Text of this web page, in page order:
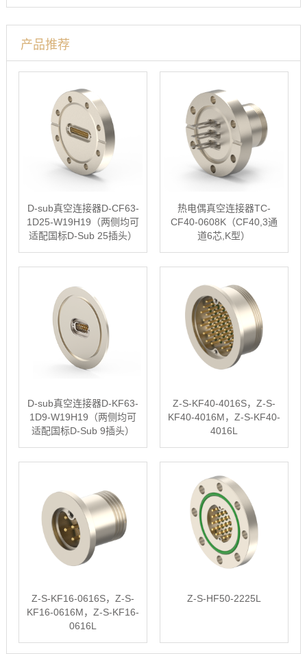
产品推荐
D-sub真空连接器D-CF63-
1D25-W19H19（两侧均可
适配国标D-Sub 25插头）
热电偶真空连接器TC-
CF40-0608K（CF40,3通
道6芯,K型）
D-sub真空连接器D-KF63-
1D9-W19H19（两侧均可
适配国标D-Sub 9插头）
Z-S-KF40-4016S，Z-S-
KF40-4016M，Z-S-KF40-
4016L
Z-S-KF16-0616S，Z-S-
KF16-0616M，Z-S-KF16-
0616L
Z-S-HF50-2225L